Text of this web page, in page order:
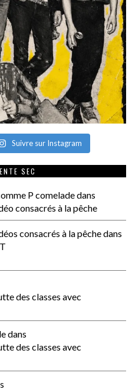
Suivre sur Instagram
SEC
P comeladedans
consacrés à la pêche
consacrés à la pêchedans
des classes avec
dans
des classes avec